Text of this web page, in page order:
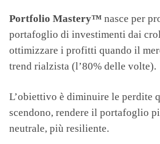
Portfolio Mastery™ nasce per
portafoglio di investimenti dai
ottimizzare i profitti quando il
trend rialzista (l’80% delle volte).
L’obiettivo è diminuire le perdite
scendono, rendere il portafoglio
neutrale, più resiliente.